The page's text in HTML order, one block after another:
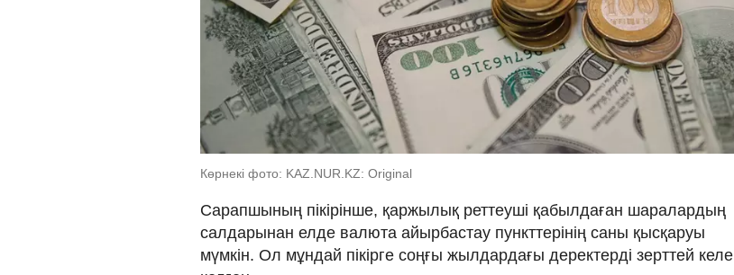
Көрнекі фото: KAZ.NUR.KZ: Original
Сарапшының пікірінше, қаржылық реттеуші қабылдаған шаралардың
салдарынан елде валюта айырбастау пункттерінің саны қысқаруы
мүмкін. Ол мұндай пікірге соңғы жылдардағы деректерді зерттей келе